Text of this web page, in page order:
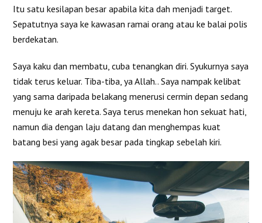
Itu satu kesilapan besar apabila kita dah menjadi target.
Sepatutnya saya ke kawasan ramai orang atau ke balai polis
berdekatan.
Saya kaku dan membatu, cuba tenangkan diri. Syukurnya saya
tidak terus keluar. Tiba-tiba, ya Allah.. Saya nampak kelibat
yang sama daripada belakang menerusi cermin depan sedang
menuju ke arah kereta. Saya terus menekan hon sekuat hati,
namun dia dengan laju datang dan menghempas kuat
batang besi yang agak besar pada tingkap sebelah kiri.